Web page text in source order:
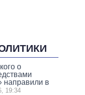
о
направили в
19:34